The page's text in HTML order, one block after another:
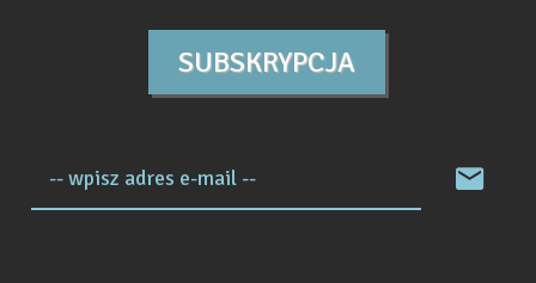
SUBSKRYPCJA
-- wpisz adres e-mail --